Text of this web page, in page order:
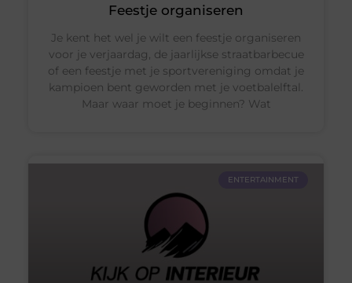
Feestje organiseren
Je kent het wel je wilt een feestje organiseren
voor je verjaardag, de jaarlijkse straatbarbecue
of een feestje met je sportvereniging omdat je
kampioen bent geworden met je voetbalelftal.
Maar waar moet je beginnen? Wat
ENTERTAINMENT